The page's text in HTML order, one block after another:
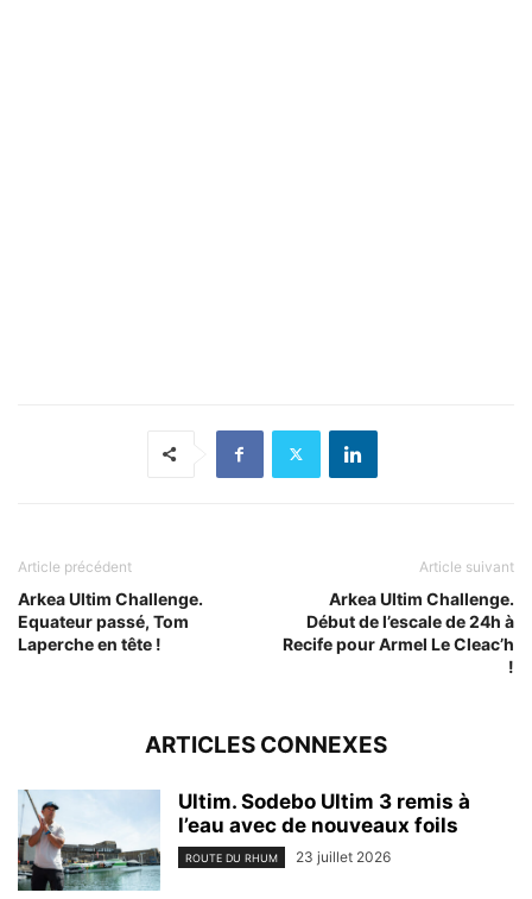
Article précédent
Arkea Ultim Challenge.
Equateur passé, Tom
Laperche en tête !
Article suivant
Arkea Ultim Challenge.
Début de l’escale de 24h à
Recife pour Armel Le Cleac’h
!
ARTICLES CONNEXES
Ultim. Sodebo Ultim 3 remis à
l’eau avec de nouveaux foils
ROUTE DU RHUM 23 juillet 2026